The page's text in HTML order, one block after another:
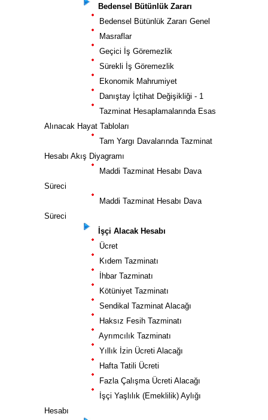
Bedensel Bütünlük Zararı
Bedensel Bütünlük Zararı Genel
Masraflar
Geçici İş Göremezlik
Sürekli İş Göremezlik
Ekonomik Mahrumiyet
Danıştay İçtihat Değişikliği - 1
Tazminat Hesaplamalarında Esas
Alınacak Hayat Tabloları
Tam Yargı Davalarında Tazminat
Hesabı Akış Diyagramı
Maddi Tazminat Hesabı Dava
Süreci
Maddi Tazminat Hesabı Dava
Süreci
İşçi Alacak Hesabı
Ücret
Kıdem Tazminatı
İhbar Tazminatı
Kötüniyet Tazminatı
Sendikal Tazminat Alacağı
Haksız Fesih Tazminatı
Ayrımcılık Tazminatı
Yıllık İzin Ücreti Alacağı
Hafta Tatili Ücreti
Fazla Çalışma Ücreti Alacağı
İşçi Yaşlılık (Emeklilik) Aylığı
Hesabı